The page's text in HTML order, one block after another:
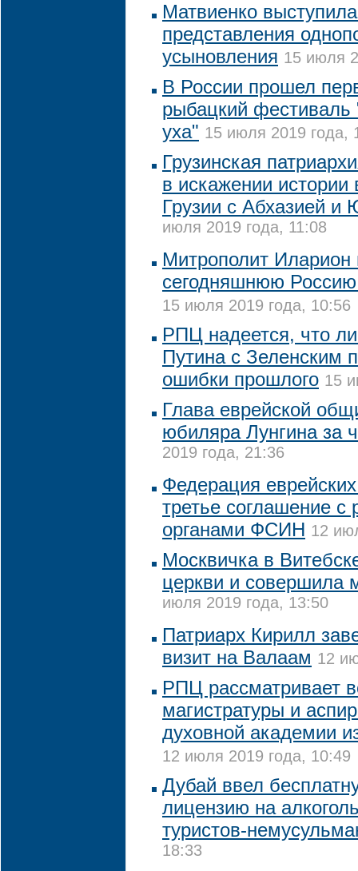
Матвиенко
представления
усыновления 15 июля
В России прошел
рыбацкий фестиваль
уха" 15 июля 2019 года,
Грузинская
в искажении
Грузии с Абхазией и
июля 2019 года, 11:08
Митрополит Иларион
сегодняшнюю
15 июля 2019 года, 10:56
РПЦ надеется, что
Путина с Зеленским
ошибки прошлого 15
Глава еврейской
юбиляра Лунгина за
2019 года, 21:36
Федерация
третье соглашение с
органами ФСИН 12
Москвичка в
церкви и совершила
июля 2019 года, 13:50
Патриарх Кирилл
визит на Валаам 12
РПЦ рассматривает
магистратуры и
духовной академии
12 июля 2019 года, 10:49
Дубай ввел
лицензию на
туристов-
18:33